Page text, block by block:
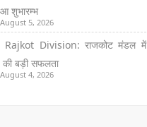
शुभारम्भ
August 5, 2026
Rajkot Division: राजकोट मंडल में
की बड़ी सफलता
August 4, 2026